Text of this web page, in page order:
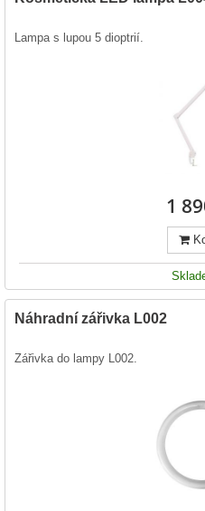
Lampa s lupou 5 dioptrií.
1
Náhradní zářivka L002
Zářivka do lampy L002.